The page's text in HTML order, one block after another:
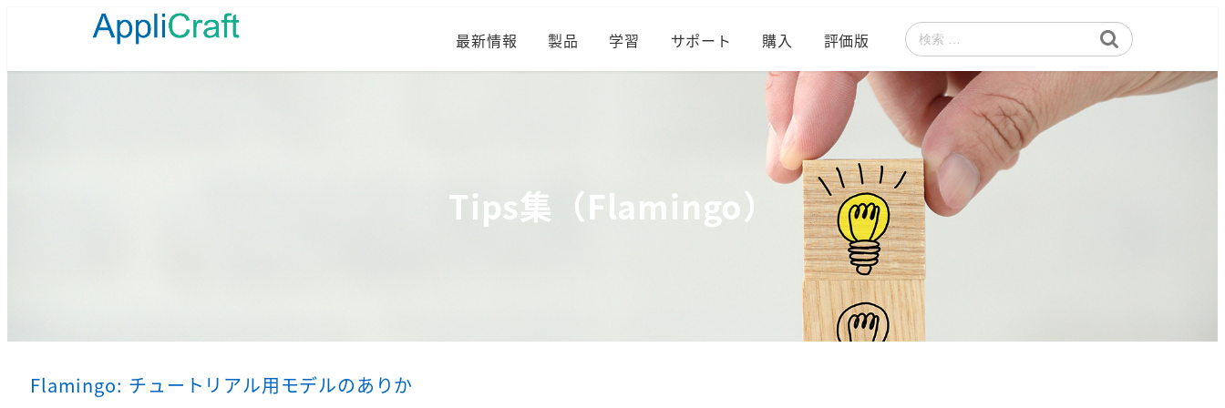
コ
最新情報 製品 学習 サポート 購入 評価版
検
索
Tips集（Flamingo）
Flamingo: チュートリアル用モデルのありか